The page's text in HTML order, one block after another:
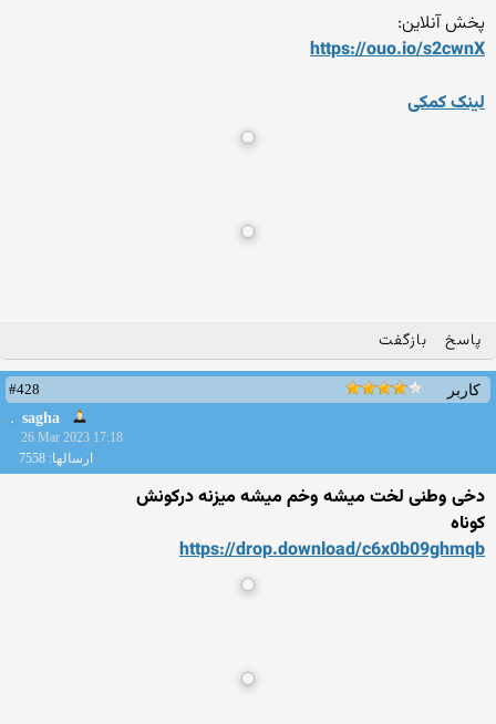
پخش آنلاین:
https://ouo.io/s2cwnX
لینک کمکی
پاسخ بازگفت
کاربر
#428
sagha
26 Mar 2023 17:18
ارسالها: 7558
دخی وطنی لخت میشه وخم میشه میزنه درکونش
کوناه
https://drop.download/c6x0b09ghmqb